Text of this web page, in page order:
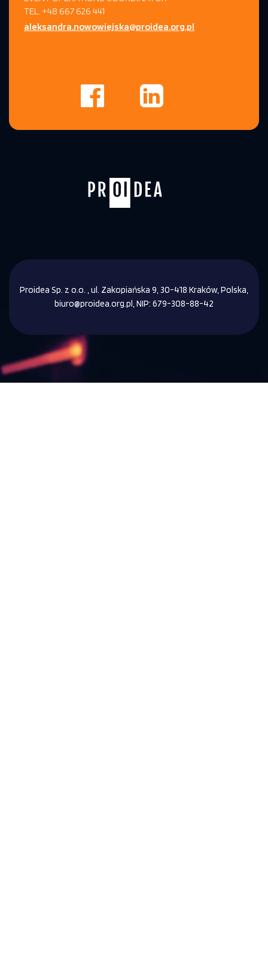
TEL. +48 667 626 441
aleksandra.nowowiejska@proidea.org.pl
Proidea Sp. z o.o. , ul. Zakopiańska 9, 30-418 Kraków, Polska,
biuro@proidea.org.pl, NIP: 679-308-88-42